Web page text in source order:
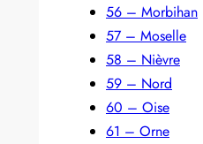
56 – Morbihan
57 – Moselle
58 – Nièvre
59 – Nord
60 – Oise
61 – Orne